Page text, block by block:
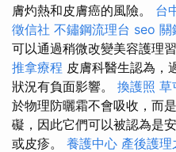
膚灼熱和皮膚癌的風險。 台
徵信社 不鏽鋼流理台 seo 關
可以通過稍微改變美容護理
推拿療程 皮膚科醫生認為，
狀況有負面影響。 換護照 草
於物理防曬霜不會吸收，而
礙，因此它們可以被認為是
或皮疹。 養護中心 產後護